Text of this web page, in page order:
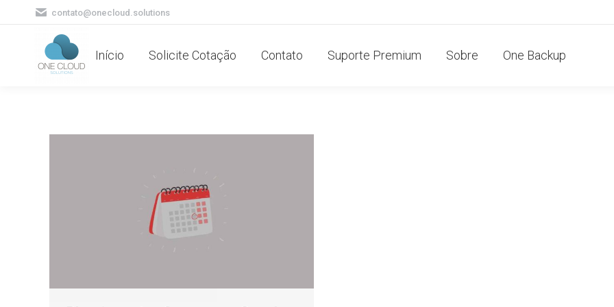
contato@onecloud.solutions
Início Solicite Cotação Contato Suporte Premium Sobre One Backup